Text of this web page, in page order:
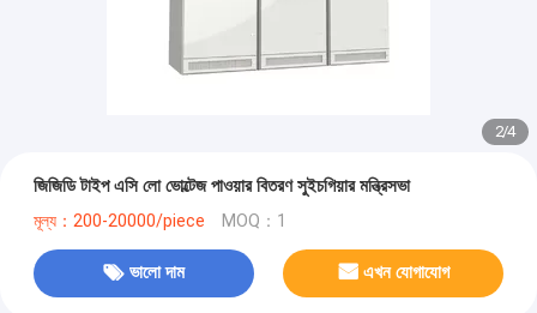
2/4
জিজিডি টাইপ এসি লো ভোল্টেজ পাওয়ার বিতরণ সুইচগিয়ার মন্ত্রিসভা
মূল্য：200-20000/piece MOQ：1
ভালো দাম এখন যোগাযোগ